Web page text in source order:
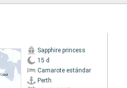
Sapphire princess
15 d
Camarote estándar
Perth